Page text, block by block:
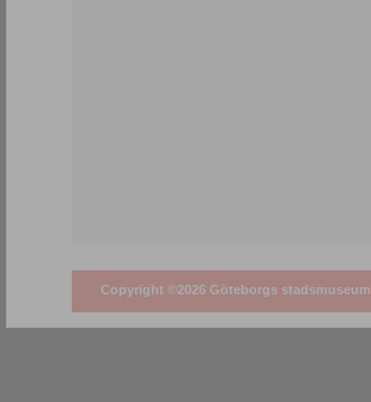
Copyright ©2026 Göteborgs stadsmuseum